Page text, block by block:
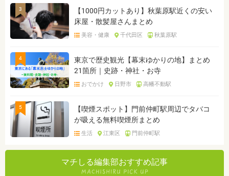
3
【1000円カットあり】秋葉原駅近くの安い
床屋・散髪屋さんまとめ
美容・健康 千代田区 秋葉原駅
4
東京で歴史観光【幕末ゆかりの地】まとめ
21箇所｜史跡・神社・お寺
おでかけ 日野市 高幡不動駅
5
【喫煙スポット】門前仲町駅周辺でタバコ
が吸える無料喫煙所まとめ
生活 江東区 門前仲町駅
マチしる編集部おすすめ記事